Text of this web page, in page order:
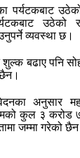
पर्यटकबाट
उठेको
व्यवस्था छ।
बढाए पनि
अनुसार
कुल ३ करोड
जम्मा गरेको